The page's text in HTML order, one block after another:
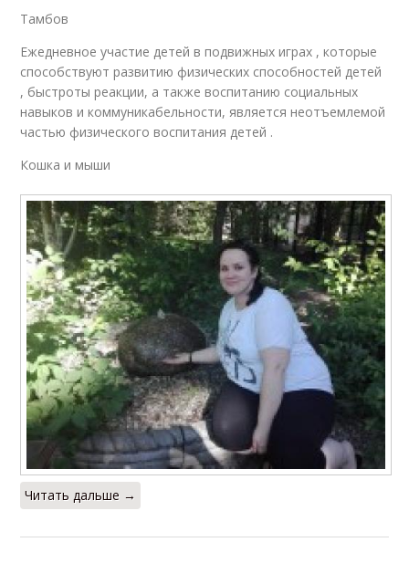
Тамбов
Ежедневное участие детей в подвижных играх , которые
способствуют развитию физических способностей детей
, быстроты реакции, а также воспитанию социальных
навыков и коммуникабельности, является неотъемлемой
частью физического воспитания детей .
Кошка и мыши
Читать дальше →